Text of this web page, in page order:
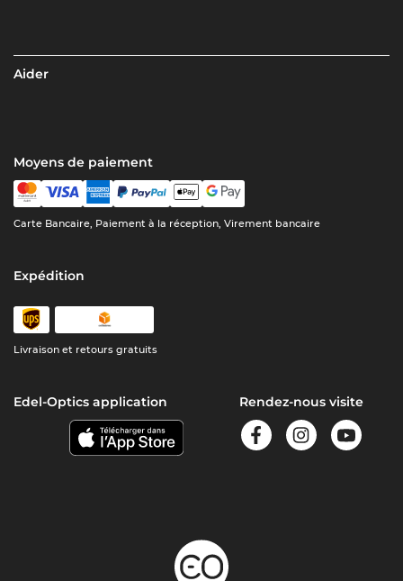
Aider
Moyens de paiement
Carte Bancaire, Paiement à la réception, Virement bancaire
Expédition
Livraison et retours gratuits
Edel-Optics application Rendez-nous visite